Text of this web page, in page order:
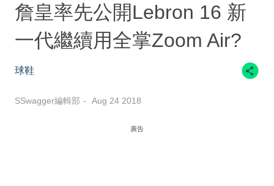
詹皇率先公開Lebron 16 新
一代繼續用全掌Zoom Air?
球鞋
SSwagger編輯部 Aug 24 2018
廣告